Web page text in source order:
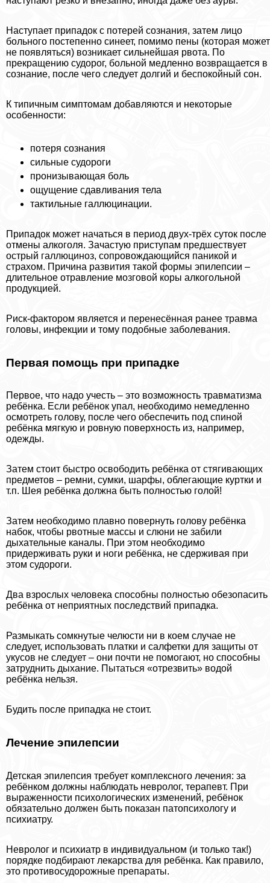
Наступает припадок с потерей сознания, затем лицо
больного постепенно синеет, помимо пены (которая может
не появляться) возникает сильнейшая рвота. По
прекращению судорог, больной медленно возвращается в
сознание, после чего следует долгий и беспокойный сон.
К типичным симптомам добавляются и некоторые
особенности:
потеря сознания
сильные судороги
пронизывающая боль
ощущение сдавливания тела
тактильные галлюцинации.
Припадок может начаться в период двух-трёх суток после
отмены алкоголя. Зачастую приступам предшествует
острый галлюциноз, сопровождающийся паникой и
страхом. Причина развития такой формы эпилепсии –
длительное отравление мозговой коры алкогольной
продукцией.
Риск-фактором является и перенесённая ранее травма
головы, инфекции и тому подобные заболевания.
Первая помощь при припадке
Первое, что надо учесть – это возможность травматизма
ребёнка. Если ребёнок упал, необходимо немедленно
осмотреть голову, после чего обеспечить под спиной
ребёнка мягкую и ровную поверхность из, например,
одежды.
Затем стоит быстро освободить ребёнка от стягивающих
предметов – ремни, сумки, шарфы, облегающие куртки и
т.п. Шея ребёнка должна быть полностью гoлой!
Затем необходимо плавно повернуть голову ребёнка
набок, чтобы рвотные массы и слюни не забили
дыхательные каналы. При этом необходимо
придерживать руки и ноги ребёнка, не сдерживая при
этом судороги.
Два взрослых человека способны полностью обезопасить
ребёнка от неприятных последствий припадка.
Размыкать сомкнутые челюсти ни в коем случае не
следует, использовать платки и салфетки для защиты от
укусов не следует – они почти не помогают, но способны
затруднить дыхание. Пытаться «отрезвить» водой
ребёнка нельзя.
Будить после припадка не стоит.
Лечение эпилепсии
Детская эпилепсия требует комплексного лечения: за
ребёнком должны наблюдать невролог, терапевт. При
выраженности психологических изменений, ребёнок
обязательно должен быть показан патопсихологу и
психиатру.
Невролог и психиатр в индивидуальном (и только так!)
порядке подбирают лекарства для ребёнка. Как правило,
это противосудорожные препараты.